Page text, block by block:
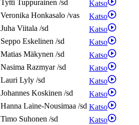
Tytti Tuppurainen /sd
Katso
Veronika Honkasalo /vas
Katso
Juha Viitala /sd
Katso
Seppo Eskelinen /sd
Katso
Matias Mäkynen /sd
Katso
Nasima Razmyar/sd
Katso
Lauri Lyly /sd
Katso
Johannes Koskinen /sd
Katso
Hanna Laine-Nousimaa /sd Katso
Timo Suhonen /sd
Katso